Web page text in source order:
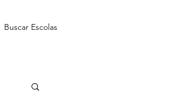
Buscar Escolas